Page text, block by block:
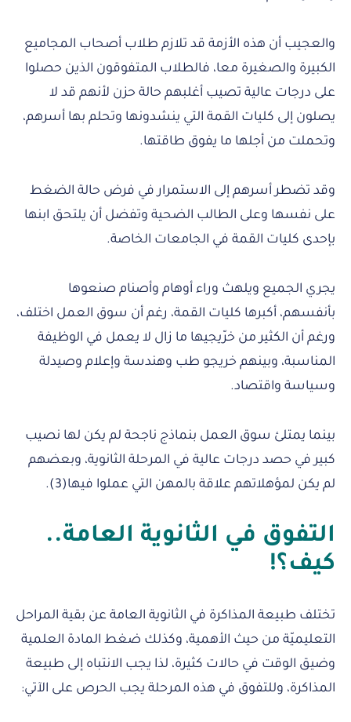
والعجيب أن هذه الأزمة قد تلازم طلاب أصحاب المجاميع
الكبيرة والصغيرة معا، فالطلاب المتفوقون الذين حصلوا
على درجات عالية تصيب أغلبهم حالة حزن لأنهم قد لا
يصلون إلى كليات القمة التي ينشدونها وتحلم بها أسرهم،
وتحملت من أجلها ما يفوق طاقتها.
وقد تضطر أسرهم إلى الاستمرار في فرض حالة الضغط
على نفسها وعلى الطالب الضحية وتفضل أن يلتحق ابنها
بإحدى كليات القمة في الجامعات الخاصة.
يجري الجميع ويلهث وراء أوهام وأصنام صنعوها
بأنفسهم، أكبرها كليات القمة، رغم أن سوق العمل اختلف،
ورغم أن الكثير من خرّيجيها ما زال لا يعمل في الوظيفة
المناسبة، وبينهم خريجو طب وهندسة وإعلام وصيدلة
وسياسة واقتصاد.
بينما يمتلئ سوق العمل بنماذج ناجحة لم يكن لها نصيب
كبير في حصد درجات عالية في المرحلة الثانوية، وبعضهم
لم يكن لمؤهلاتهم علاقة بالمهن التي عملوا فيها(3).
التفوق في الثانوية العامة..
كيف؟!
تختلف طبيعة المذاكرة في الثانوية العامة عن بقية المراحل
التعليميّة من حيث الأهمية، وكذلك ضغط المادة العلمية
وضيق الوقت في حالات كثيرة، لذا يجب الانتباه إلى طبيعة
المذاكرة، وللتفوق في هذه المرحلة يجب الحرص على الآتي: